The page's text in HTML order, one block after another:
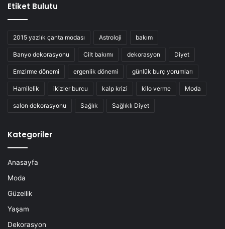
Etiket Bulutu
2015 yazlık çanta modası Astroloji bakım
Banyo dekorasyonu Cilt bakımı dekorasyon Diyet
Emzirme dönemi ergenlik dönemi günlük burç yorumları
Hamilelik ikizler burcu kalp krizi kilo verme Moda
salon dekorasyonu Sağlık Sağlıklı Diyet
Kategoriler
Anasayfa
Moda
Güzellik
Yaşam
Dekorasyon